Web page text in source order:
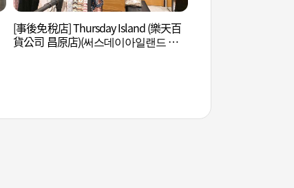
[事後免稅店] Thursday Island (樂天百
貨公司 昌原店)(써스데이아일랜드 롯